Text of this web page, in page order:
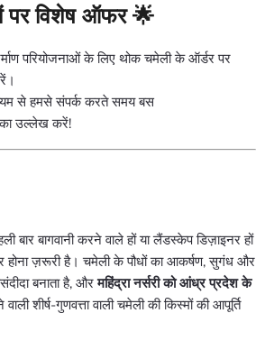
पर विशेष ऑफर 🌟
परियोजनाओं के लिए थोक चमेली के ऑर्डर पर
से हमसे संपर्क करते समय बस
उल्लेख करें!
बार बागवानी करने वाले हों या लैंडस्केप डिज़ाइनर हों
होना ज़रूरी है। चमेली के पौधों का आकर्षण, सुगंध और
बनाता है, औरमहिंद्रा नर्सरी को आंध्र प्रदेश के
शीर्ष-गुणवत्ता वाली चमेली की किस्मों की आपूर्ति